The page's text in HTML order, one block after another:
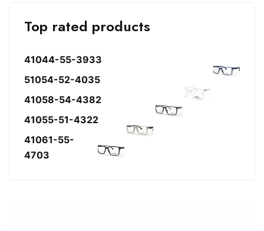
Top rated products
41044-55-3933
51054-52-4035
41058-54-4382
41055-51-4322
41061-55-
4703